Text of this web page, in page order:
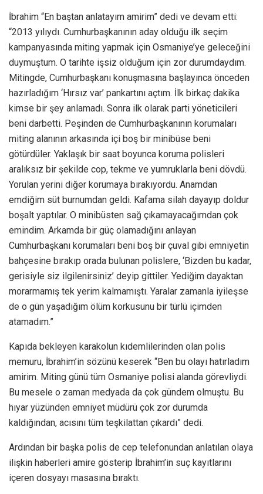
İbrahim “En baştan anlatayım amirim” dedi ve devam etti:
“2013 yılıydı. Cumhurbaşkanının aday olduğu ilk seçim
kampanyasında miting yapmak için Osmaniye’ye geleceğini
duymuştum. O tarihte işsiz olduğum için zor durumdaydım.
Mitingde, Cumhurbaşkanı konuşmasına başlayınca önceden
hazırladığım ‘Hırsız var’ pankartını açtım. İlk birkaç dakika
kimse bir şey anlamadı. Sonra ilk olarak parti yöneticileri
beni darbetti. Peşinden de Cumhurbaşkanının korumaları
miting alanının arkasında içi boş bir minibüse beni
götürdüler. Yaklaşık bir saat boyunca koruma polisleri
aralıksız bir şekilde cop, tekme ve yumruklarla beni dövdü.
Yorulan yerini diğer korumaya bırakıyordu. Anamdan
emdiğim süt burnumdan geldi. Kafama silah dayayıp doldur
boşalt yaptılar. O minibüsten sağ çıkamayacağımdan çok
emindim. Arkamda bir güç olamadığını anlayan
Cumhurbaşkanı korumaları beni boş bir çuval gibi emniyetin
bahçesine bırakıp orada bulunan polislere, ‘Bizden bu kadar,
gerisiyle siz ilgilenirsiniz’ deyip gittiler. Yediğim dayaktan
morarmamış tek yerim kalmamıştı. Yaralar zamanla iyileşse
de o gün yaşadığım ölüm korkusunu bir türlü içimden
atamadım.”
Kapıda bekleyen karakolun kıdemlilerinden olan polis
memuru, İbrahim’in sözünü keserek “Ben bu olayı hatırladım
amirim. Miting günü tüm Osmaniye polisi alanda görevliydi.
Bu mesele o zaman medyada da çok gündem olmuştu. Bu
hıyar yüzünden emniyet müdürü çok zor durumda
kaldığından, acısını tüm teşkilattan çıkardı” dedi.
Ardından bir başka polis de cep telefonundan anlatılan olaya
ilişkin haberleri amire gösterip İbrahim’in suç kayıtlarını
içeren dosyayı masasına bıraktı.